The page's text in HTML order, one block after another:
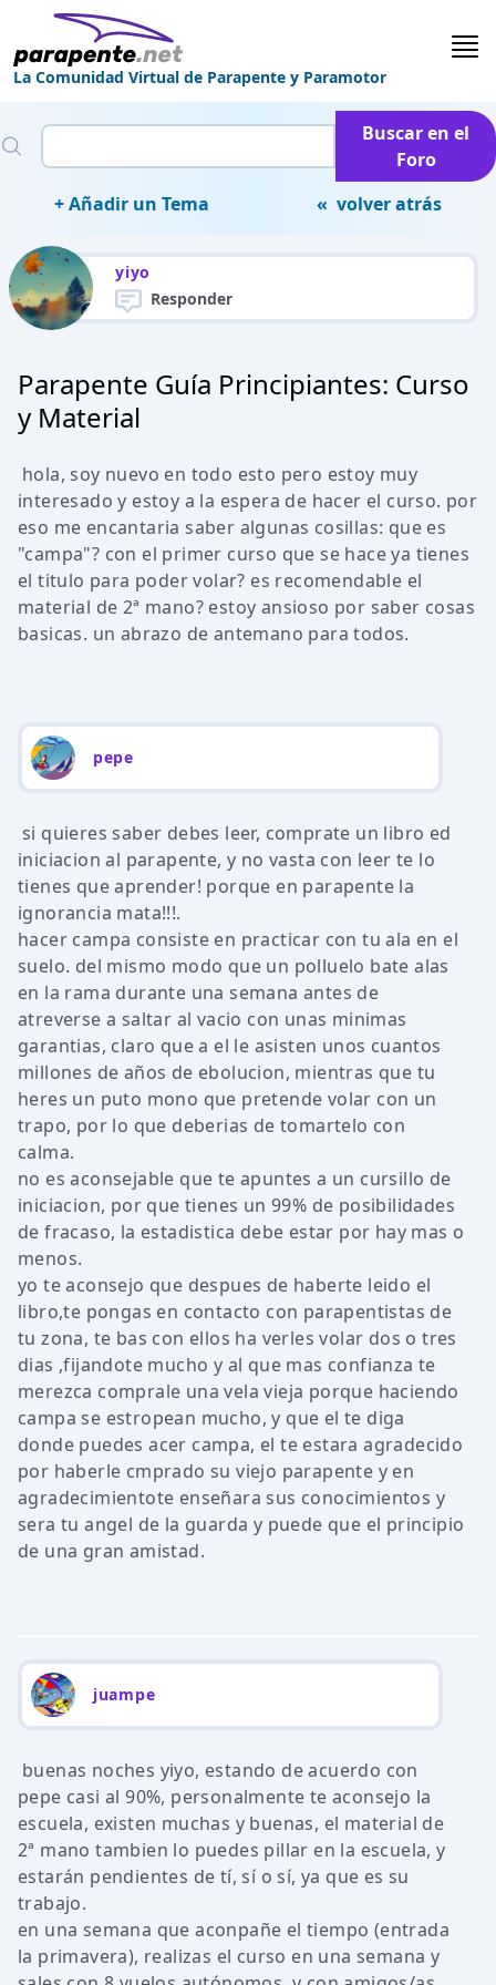
La Comunidad Virtual de Parapente y Paramotor
Buscar en el
Foro
+ Añadir un Tema
« volver atrás
yiyo
Responder
Parapente Guía Principiantes: Curso
y Material
hola, soy nuevo en todo esto pero estoy muy
interesado y estoy a la espera de hacer el curso. por
eso me encantaria saber algunas cosillas: que es
"campa"? con el primer curso que se hace ya tienes
el titulo para poder volar? es recomendable el
material de 2ª mano? estoy ansioso por saber cosas
basicas. un abrazo de antemano para todos.
pepe
si quieres saber debes leer, comprate un libro ed
iniciacion al parapente, y no vasta con leer te lo
tienes que aprender! porque en parapente la
ignorancia mata!!!.
hacer campa consiste en practicar con tu ala en el
suelo. del mismo modo que un polluelo bate alas
en la rama durante una semana antes de
atreverse a saltar al vacio con unas minimas
garantias, claro que a el le asisten unos cuantos
millones de años de ebolucion, mientras que tu
heres un puto mono que pretende volar con un
trapo, por lo que deberias de tomartelo con
calma.
no es aconsejable que te apuntes a un cursillo de
iniciacion, por que tienes un 99% de posibilidades
de fracaso, la estadistica debe estar por hay mas o
menos.
yo te aconsejo que despues de haberte leido el
libro,te pongas en contacto con parapentistas de
tu zona, te bas con ellos ha verles volar dos o tres
dias ,fijandote mucho y al que mas confianza te
merezca comprale una vela vieja porque haciendo
campa se estropean mucho, y que el te diga
donde puedes acer campa, el te estara agradecido
por haberle cmprado su viejo parapente y en
agradecimientote enseñara sus conocimientos y
sera tu angel de la guarda y puede que el principio
de una gran amistad.
juampe
buenas noches yiyo, estando de acuerdo con
pepe casi al 90%, personalmente te aconsejo la
escuela, existen muchas y buenas, el material de
2ª mano tambien lo puedes pillar en la escuela, y
estarán pendientes de tí, sí o sí, ya que es su
trabajo.
en una semana que aconpañe el tiempo (entrada
la primavera), realizas el curso en una semana y